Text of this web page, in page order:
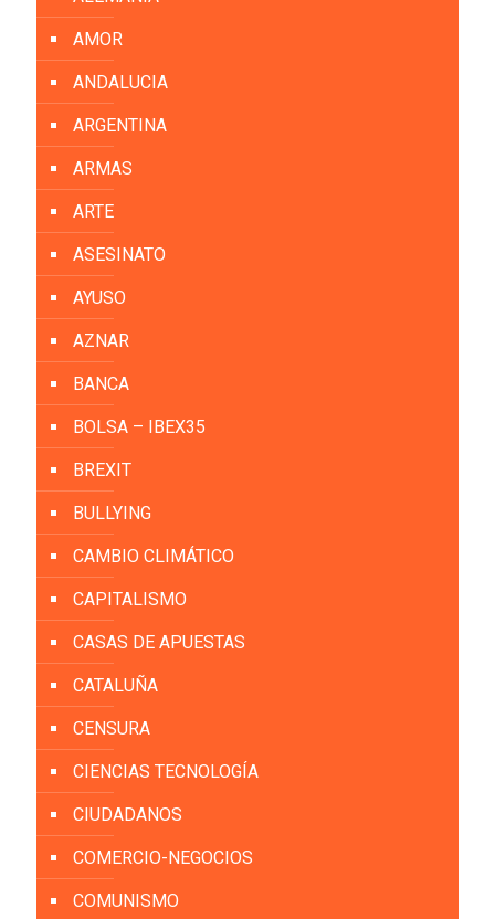
AMOR
ANDALUCIA
ARGENTINA
ARMAS
ARTE
ASESINATO
AYUSO
AZNAR
BANCA
BOLSA – IBEX35
BREXIT
BULLYING
CAMBIO CLIMÁTICO
CAPITALISMO
CASAS DE APUESTAS
CATALUÑA
CENSURA
CIENCIAS TECNOLOGÍA
CIUDADANOS
COMERCIO-NEGOCIOS
COMUNISMO